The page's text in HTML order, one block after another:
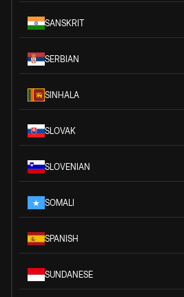
SANSKRIT
SERBIAN
SINHALA
SLOVAK
SLOVENIAN
SOMALI
SPANISH
SUNDANESE